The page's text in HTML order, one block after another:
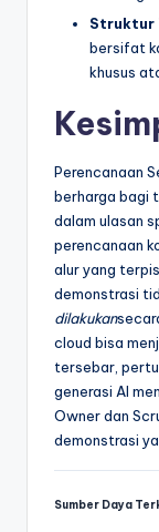
Struktur
bersifat
khusus
Perencanaan
berharga bagi
dalam ulasan
perencanaan
alur yang
demonstrasi
dilakukan
cloud bisa
tersebar,
generasi AI
Owner dan
demonstrasi
Sumber Daya